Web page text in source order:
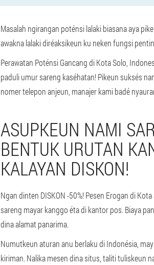
Masalah ngirangan poténsi lalaki biasana aya
awakna lalaki diréaksikeun ku neken fungsi
Perawatan Poténsi Gancang di Kota Solo,
paduli umur sareng kaséhatan! Pikeun suksés
nomer telepon anjeun, manajer kami badé
ASUPKEUN NAMI
BENTUK URUTAN
KALAYAN DISKON!
Ngan dinten DISKON -50%! Pesen Erogan di
sareng mayar kanggo éta di kantor pos. Biaya
dina alamat panarima.
Numutkeun aturan anu berlaku di Indonésia,
kiriman. Nalika mesen dina situs, taliti tuliskeun